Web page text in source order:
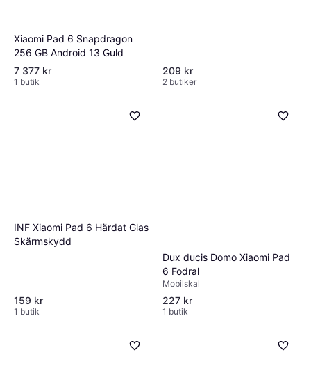
Xiaomi Pad 6 Snapdragon
256 GB Android 13 Guld
7 377 kr
1 butik
209 kr
2 butiker
INF Xiaomi Pad 6 Härdat Glas
Skärmskydd
159 kr
1 butik
Dux ducis Domo Xiaomi Pad
6 Fodral
Mobilskal
227 kr
1 butik